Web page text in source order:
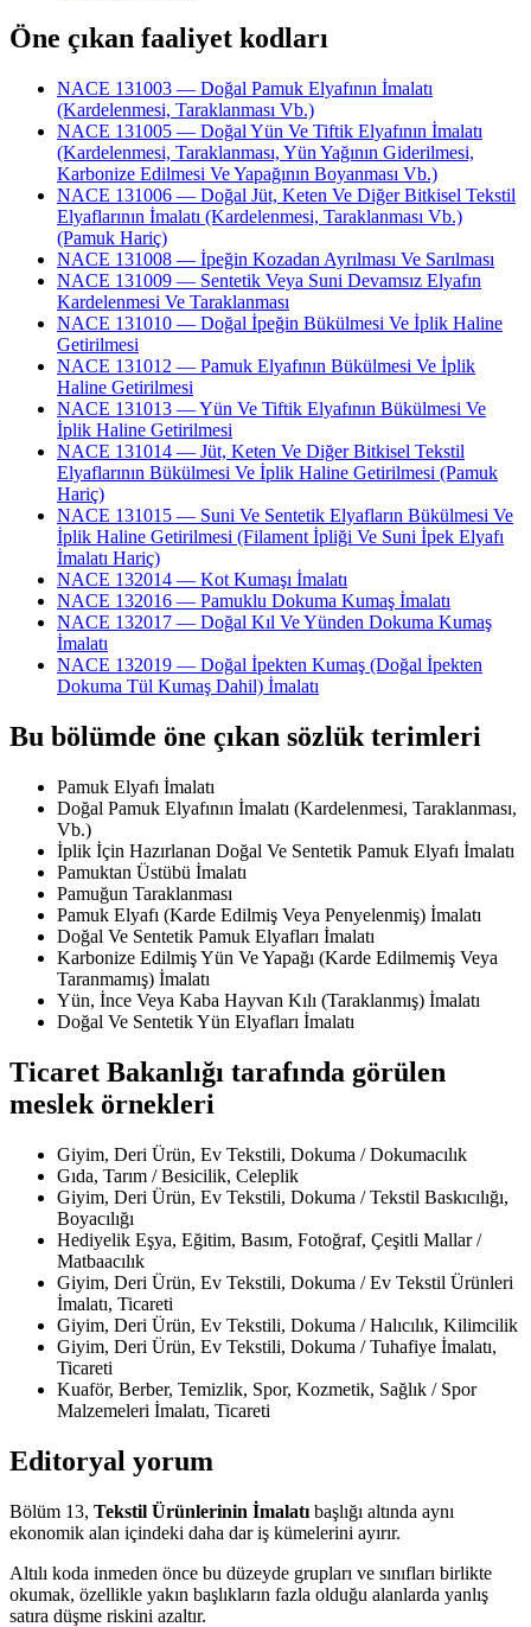
Öne çıkan faaliyet kodları
NACE 131003 — Doğal Pamuk Elyafının İmalatı
(Kardelenmesi, Taraklanması Vb.)
NACE 131005 — Doğal Yün Ve Tiftik Elyafının İmalatı
(Kardelenmesi, Taraklanması, Yün Yağının Giderilmesi,
Karbonize Edilmesi Ve Yapağının Boyanması Vb.)
NACE 131006 — Doğal Jüt, Keten Ve Diğer Bitkisel Tekstil
Elyaflarının İmalatı (Kardelenmesi, Taraklanması Vb.)
(Pamuk Hariç)
NACE 131008 — İpeğin Kozadan Ayrılması Ve Sarılması
NACE 131009 — Sentetik Veya Suni Devamsız Elyafın
Kardelenmesi Ve Taraklanması
NACE 131010 — Doğal İpeğin Bükülmesi Ve İplik Haline
Getirilmesi
NACE 131012 — Pamuk Elyafının Bükülmesi Ve İplik
Haline Getirilmesi
NACE 131013 — Yün Ve Tiftik Elyafının Bükülmesi Ve
İplik Haline Getirilmesi
NACE 131014 — Jüt, Keten Ve Diğer Bitkisel Tekstil
Elyaflarının Bükülmesi Ve İplik Haline Getirilmesi (Pamuk
Hariç)
NACE 131015 — Suni Ve Sentetik Elyafların Bükülmesi Ve
İplik Haline Getirilmesi (Filament İpliği Ve Suni İpek Elyafı
İmalatı Hariç)
NACE 132014 — Kot Kumaşı İmalatı
NACE 132016 — Pamuklu Dokuma Kumaş İmalatı
NACE 132017 — Doğal Kıl Ve Yünden Dokuma Kumaş
İmalatı
NACE 132019 — Doğal İpekten Kumaş (Doğal İpekten
Dokuma Tül Kumaş Dahil) İmalatı
Bu bölümde öne çıkan sözlük terimleri
Pamuk Elyafı İmalatı
Doğal Pamuk Elyafının İmalatı (Kardelenmesi, Taraklanması,
Vb.)
İplik İçin Hazırlanan Doğal Ve Sentetik Pamuk Elyafı İmalatı
Pamuktan Üstübü İmalatı
Pamuğun Taraklanması
Pamuk Elyafı (Karde Edilmiş Veya Penyelenmiş) İmalatı
Doğal Ve Sentetik Pamuk Elyafları İmalatı
Karbonize Edilmiş Yün Ve Yapağı (Karde Edilmemiş Veya
Taranmamış) İmalatı
Yün, İnce Veya Kaba Hayvan Kılı (Taraklanmış) İmalatı
Doğal Ve Sentetik Yün Elyafları İmalatı
Ticaret Bakanlığı tarafında görülen
meslek örnekleri
Giyim, Deri Ürün, Ev Tekstili, Dokuma / Dokumacılık
Gıda, Tarım / Besicilik, Celeplik
Giyim, Deri Ürün, Ev Tekstili, Dokuma / Tekstil Baskıcılığı,
Boyacılığı
Hediyelik Eşya, Eğitim, Basım, Fotoğraf, Çeşitli Mallar /
Matbaacılık
Giyim, Deri Ürün, Ev Tekstili, Dokuma / Ev Tekstil Ürünleri
İmalatı, Ticareti
Giyim, Deri Ürün, Ev Tekstili, Dokuma / Halıcılık, Kilimcilik
Giyim, Deri Ürün, Ev Tekstili, Dokuma / Tuhafiye İmalatı,
Ticareti
Kuaför, Berber, Temizlik, Spor, Kozmetik, Sağlık / Spor
Malzemeleri İmalatı, Ticareti
Editoryal yorum
Bölüm 13, Tekstil Ürünlerinin İmalatı başlığı altında aynı
ekonomik alan içindeki daha dar iş kümelerini ayırır.
Altılı koda inmeden önce bu düzeyde grupları ve sınıfları birlikte
okumak, özellikle yakın başlıkların fazla olduğu alanlarda yanlış
satıra düşme riskini azaltır.